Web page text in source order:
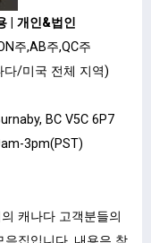
| 개인&법인
주,AB주,QC주
다/미국 전체 지역)
BC V5C 6P7
3pm(PST)
캐나다 고객분들의